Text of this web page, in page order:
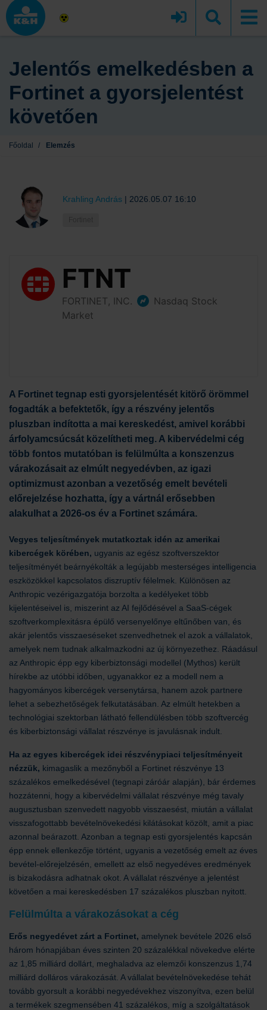
Jelentős emelkedésben a
Fortinet a gyorsjelentést
követően
Főoldal / Elemzés
Krahling András | 2026.05.07 16:10
A Fortinet tegnap esti gyorsjelentését kitörő örömmel
fogadták a befektetők, így a részvény jelentős
pluszban indította a mai kereskedést, amivel korábbi
árfolyamcsúcsát közelítheti meg. A kibervédelmi cég
több fontos mutatóban is felülmúlta a konszenzus
várakozásait az elmúlt negyedévben, az igazi
optimizmust azonban a vezetőség emelt bevételi
előrejelzése hozhatta, így a vártnál erősebben
alakulhat a 2026-os év a Fortinet számára.
Vegyes teljesítmények mutatkoztak idén az amerikai
kibercégek körében, ugyanis az egész szoftverszektor
teljesítményét beárnyékolták a legújabb mesterséges intelligencia
eszközökkel kapcsolatos diszruptív félelmek. Különösen az
Anthropic vezérigazgatója borzolta a kedélyeket több
kijelentéseivel is, miszerint az AI fejlődésével a SaaS-cégek
szoftverkomplexitásra épülő versenyelőnye eltűnőben van, és
akár jelentős visszaeséseket szenvedhetnek el azok a vállalatok,
amelyek nem tudnak alkalmazkodni az új környezethez. Ráadásul
az Anthropic épp egy kiberbiztonsági modellel (Mythos) került
hírekbe az utóbbi időben, ugyanakkor ez a modell nem a
hagyományos kibercégek versenytársa, hanem azok partnere
lehet a sebezhetőségek felkutatásában. Az elmúlt hetekben a
technológiai szektorban látható fellendülésben több szoftvercég
és kiberbiztonsági vállalat részvénye is javulásnak indult.
Ha az egyes kibercégek idei részvénypiaci teljesítményeit
nézzük, kimagaslik a mezőnyből a Fortinet részvénye 13
százalékos emelkedésével (tegnapi záróár alapján), bár érdemes
hozzátenni, hogy a kibervédelmi vállalat részvénye még tavaly
augusztusban szenvedett nagyobb visszaesést, miután a vállalat
visszafogottabb bevételnövekedési kilátásokat közölt, amit a piac
azonnal beárazott. Azonban a tegnap esti gyorsjelentés kapcsán
épp ennek ellenkezője történt, ugyanis a vezetőség emelt az éves
bevétel-előrejelzésén, emellett az első negyedéves eredmények
is bizakodásra adhatnak okot. A vállalat részvénye a jelentést
követően a mai kereskedésben 17 százalékos pluszban nyitott.
Felülmúlta a várakozásokat a cég
Erős negyedévet zárt a Fortinet, amelynek bevétele 2026 első
három hónapjában éves szinten 20 százalékkal növekedve elérte
az 1,85 milliárd dollárt, meghaladva az elemzői konszenzus 1,74
milliárd dolláros várakozását. A vállalat bevételnövekedése tehát
tovább gyorsult a korábbi negyedévekhez viszonyítva, ezen belül
a termékek szegmensében 41 százalékos, míg a szolgáltatások